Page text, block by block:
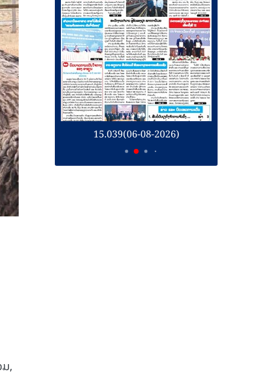
,
15.039(06-08-2026)